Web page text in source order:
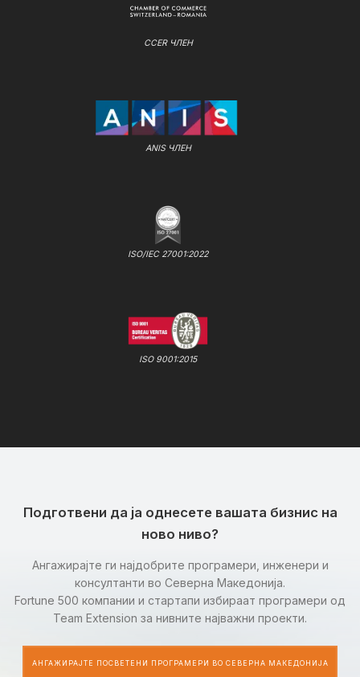
CCER ЧЛЕН
ANIS ЧЛЕН
ISO/IEC 27001:2022
ISO 9001:2015
Подготвени да ја однесете вашата бизнис на
ново ниво?
Ангажирајте ги најдобрите програмери, инженери и
консултанти во Северна Македонија.
Fortune 500 компании и стартапи избираат програмери од
Team Extension за нивните најважни проекти.
АНГАЖИРАЈТЕ ПОСВЕТЕНИ ПРОГРАМЕРИ ВО СЕВЕРНА МАКЕДОНИЈА